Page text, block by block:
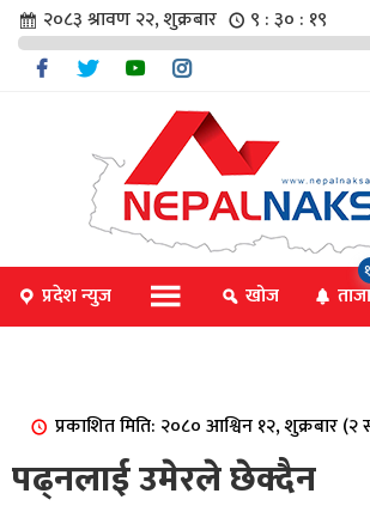
२०८३ श्रावण २२, शुक्रबार ९ : ३० : २०
प्रदेश न्युज खोज ताजा
प्रकाशित मिति: २०८० आश्विन १२, शुक्रबार
पढ्नलाई उमेरले छेक्दैन